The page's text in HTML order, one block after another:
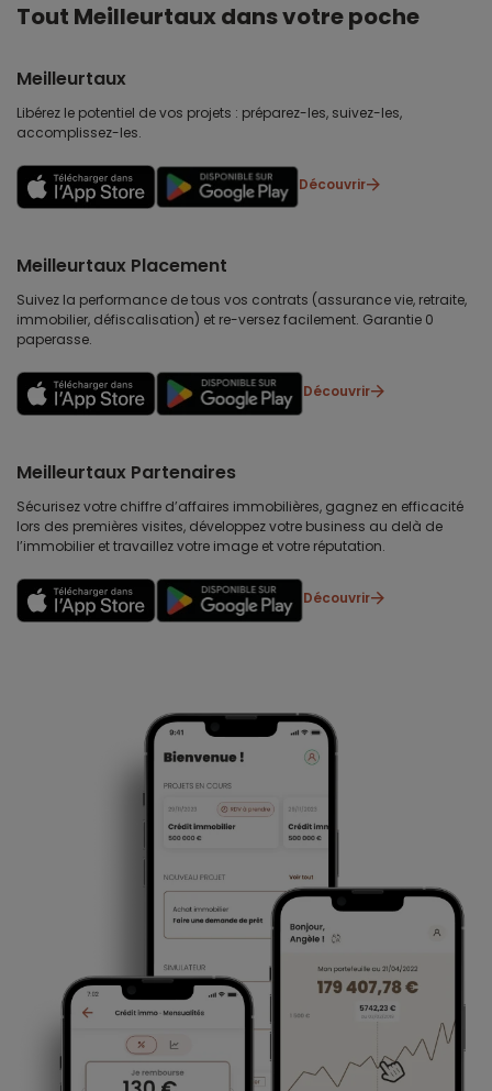
Tout Meilleurtaux dans votre poche
Meilleurtaux
Libérez le potentiel de vos projets : préparez-les, suivez-les,
accomplissez-les.
Découvrir
Meilleurtaux Placement
Suivez la performance de tous vos contrats (assurance vie, retraite,
immobilier, défiscalisation) et re-versez facilement. Garantie 0
paperasse.
Découvrir
Meilleurtaux Partenaires
Sécurisez votre chiffre d’affaires immobilières, gagnez en efficacité
lors des premières visites, développez votre business au delà de
l’immobilier et travaillez votre image et votre réputation.
Découvrir